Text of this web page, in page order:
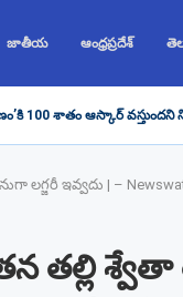
జాతీయ ఆంధ్రప్రదేశ్
100 శాతం ఆస్కార్ వస్తుందని
లగ్జరీ ఇవ్వదు | –
తల్లి శ్వేతా